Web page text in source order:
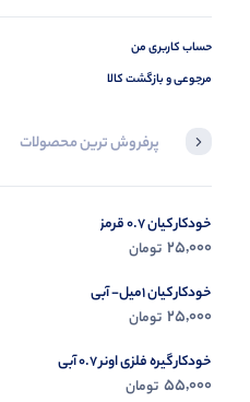
حساب کاربری من
مرجوعی و بازگشت کالا
پرفروش ترین محصولات
خودکار کیان 0.7 قرمز
25,000 تومان
خودکار کیان 1میل- آبی
25,000 تومان
خودکار گیره فلزی اونر 0.7 آبی
55,000 تومان